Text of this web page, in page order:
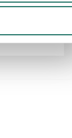
tips voor je